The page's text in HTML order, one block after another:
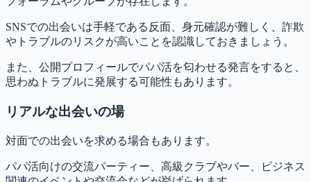
SNSでの出会いは手軽である反面、身元確認が難しく、詐欺
やトラブルのリスクが高いことを認識しておきましょう。
また、公開プロフィールでパパ活を匂わせる発言をすると、
思わぬトラブルに発展する可能性もあります。
リアルな出会いの場
対面での出会いを求める場合もあります。
パパ活向けの交流パーティー、高級クラブやバー、ビジネス